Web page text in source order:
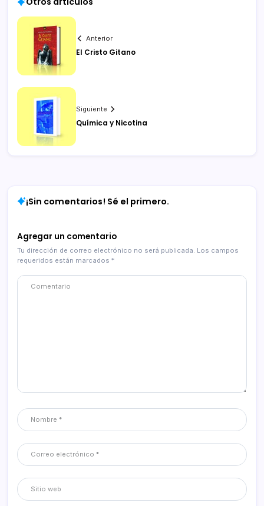
Anterior
El Cristo Gitano
Siguiente
Química y Nicotina
¡Sin comentarios! Sé el primero.
Agregar un comentario
Tu dirección de correo electrónico no será publicada. Los campos
requeridos están marcados *